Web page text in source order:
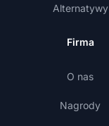
Alternatywy
Firma
O nas
Nagrody